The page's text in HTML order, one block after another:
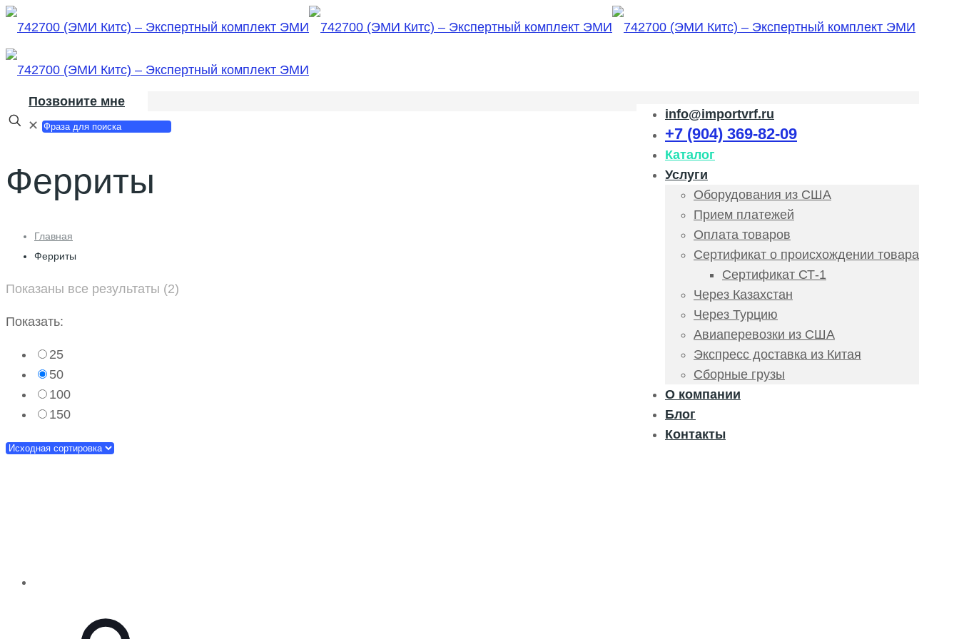
info@importvrf.ru
+7 (904) 369-82-09
Каталог
Услуги
Оборудования из США
Прием платежей
Оплата товаров
Сертификат о происхождении товара
Сертификат СТ-1
Через Казахстан
Через Турцию
Авиаперевозки из США
Экспресс доставка из Китая
Сборные грузы
О компании
Блог
Контакты
Позвоните мне
✕
Ферриты
Главная
Ферриты
Показаны все результаты (2)
Показать:
25
50
100
150